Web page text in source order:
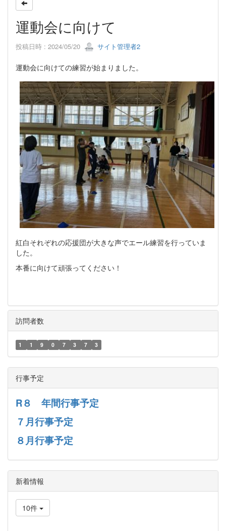
運動会に向けて
投稿日時 : 2024/05/20 サイト管理者2
運動会に向けての練習が始まりました。
紅白それぞれの応援団が大きな声でエール練習を行っていま
した。
本番に向けて頑張ってください！
訪問者数
1 1 9 0 7 3 7 3
行事予定
R８ 年間行事予定
７月行事予定
８月行事予定
新着情報
10件